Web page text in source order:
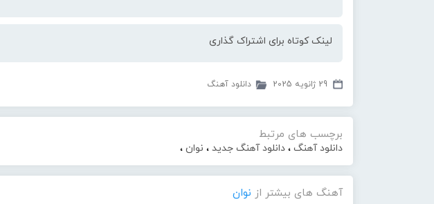
لینک کوتاه برای اشتراک گذاری
29 ژانویه 2025 دانلود آهنگ
برچسب های مرتبط
دانلود آهنگ ، دانلود آهنگ جدید ، نوان ،
آهنگ های بیشتر از نوان